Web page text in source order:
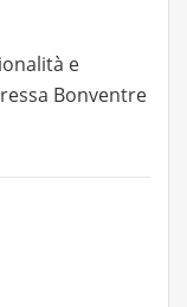
e
Bonventre